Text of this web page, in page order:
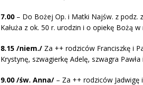
7.00 – Do Bożej Op. i Matki Najśw. z podz.
Kałuża z ok. 50 r. urodzin i o opiekę Bożą w
8.15 /niem./ Za ++ rodziców Franciszkę i
Krystynę, szwagierkę Adelę, szwagra
9.00 /św. Anna/ – Za ++ rodziców